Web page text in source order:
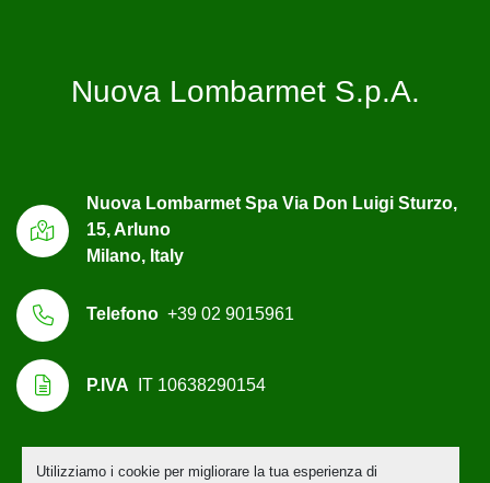
Utilizziamo i cookie per migliorare la tua esperienza di
Nuova Lombarmet S.p.A.
Nuova Lombarmet Spa Via Don Luigi Sturzo,
15, Arluno
Milano, Italy
Telefono +39 02 9015961
P.IVA IT 10638290154